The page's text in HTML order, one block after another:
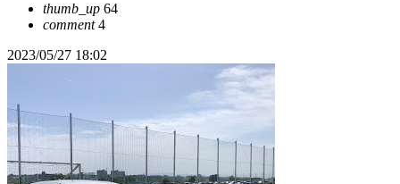
thumb_up 64
comment4
2023/05/27 18:02